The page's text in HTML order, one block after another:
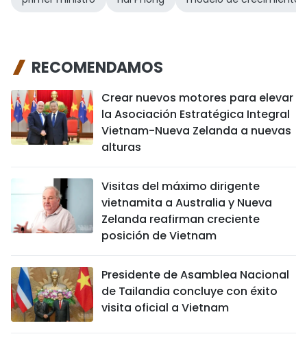
RECOMENDAMOS
Crear nuevos motores para elevar
la Asociación Estratégica Integral
Vietnam-Nueva Zelanda a nuevas
alturas
Visitas del máximo dirigente
vietnamita a Australia y Nueva
Zelanda reafirman creciente
posición de Vietnam
Presidente de Asamblea Nacional
de Tailandia concluye con éxito
visita oficial a Vietnam